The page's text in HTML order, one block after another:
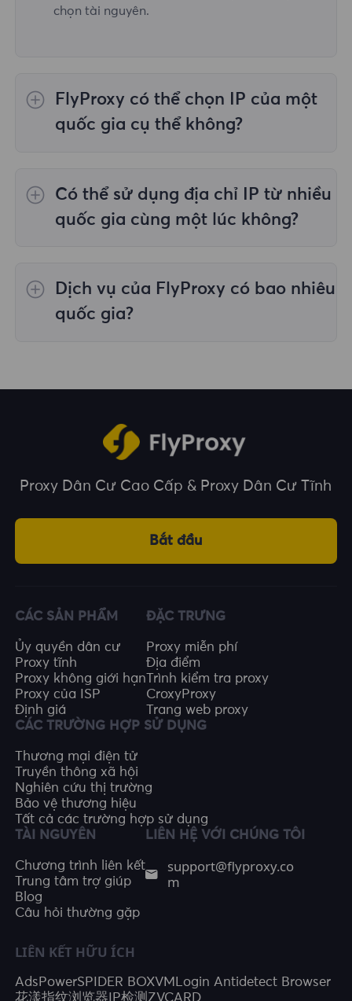
chọn tài nguyên.
FlyProxy có thể chọn IP của một
quốc gia cụ thể không?
toàn thế giới; Proxy dân cư không giới hạn
không hỗ trợ việc lựa chọn proxy cho các
quốc gia/khu vực được chỉ định;
Proxy dân
thời điểm mua.
Có thể sử dụng địa chỉ IP từ nhiều
quốc gia cùng một lúc không?
những trường hợp bạn cần thực hiện tác vụ
trên nhiều vị trí địa lý.
Dịch vụ của FlyProxy có bao nhiêu
quốc gia?
Proxy Dân Cư Cao Cấp & Proxy Dân Cư Tĩnh
Bắt đầu
CÁC SẢN PHẨM
Ủy quyền dân cư
Proxy tĩnh
Proxy không giới hạn
Proxy của ISP
Định giá
ĐẶC TRƯNG
Proxy miễn phí
Địa điểm
Trình kiểm tra proxy
CroxyProxy
Trang web proxy
CÁC TRƯỜNG HỢP SỬ DỤNG
Thương mại điện tử
Truyền thông xã hội
Nghiên cứu thị trường
Bảo vệ thương hiệu
Tất cả các trường hợp sử dụng
TÀI NGUYÊN
Chương trình liên kết
Trung tâm trợ giúp
Blog
Câu hỏi thường gặp
LIÊN HỆ VỚI CHÚNG TÔI
support@flyproxy.co
m
LIÊN KẾT HỮU ÍCH
AdsPowerSPIDER BOXVMLogin Antidetect Browser
花漾指纹浏览器 IP检测 ZVCARD